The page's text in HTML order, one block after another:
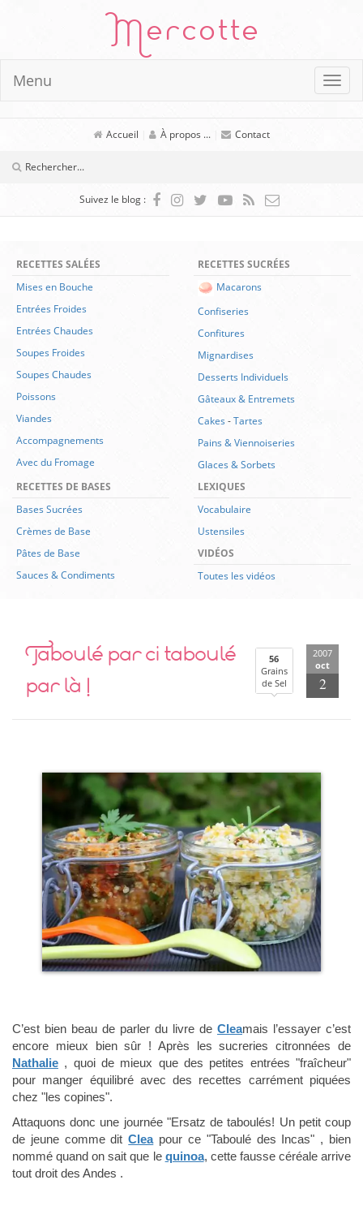
Mercotte
Menu
Accueil À propos ... Contact
Suivez le blog :
RECETTES SALÉES
Mises en Bouche
Entrées Froides
Entrées Chaudes
Soupes Froides
Soupes Chaudes
Poissons
Viandes
Accompagnements
Avec du Fromage
RECETTES SUCRÉES
Macarons
Confiseries
Confitures
Mignardises
Desserts Individuels
Gâteaux & Entremets
Cakes-Tartes
Pains & Viennoiseries
Glaces & Sorbets
RECETTES DE BASES
Bases Sucrées
Crèmes de Base
Pâtes de Base
Sauces & Condiments
LEXIQUES
Vocabulaire
Ustensiles
VIDÉOS
Toutes les vidéos
Taboulé par ci taboulé
par là !
56
Grains
de Sel
2007
oct
2
C’est bien beau de parler du livre de Cleamais l’essayer c’est
encore mieux bien sûr ! Après les sucreries citronnées de
Nathalie , quoi de mieux que des petites entrées "fraîcheur"
pour manger équilibré avec des recettes carrément piquées
chez "les copines".
Attaquons donc une journée "Ersatz de taboulés! Un petit coup
de jeune comme ditCleapour ce "Taboulé des Incas" , bien
nommé quand on sait que le quinoa, cette fausse céréale arrive
tout droit des Andes .